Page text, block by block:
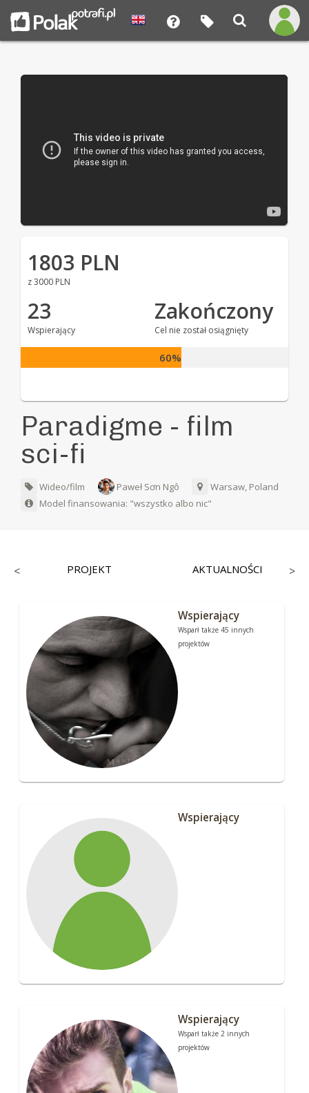
1803 PLN
z 3000 PLN
23
Wspierający
Zakończony
Cel nie został osiągnięty
60%
Paradigme - film
sci-fi
Wideo/film Paweł Sơn Ngô
Warsaw, Poland
Model finansowania: "wszystko albo nic"
< PROJEKT AKTUALNOŚCI >
Wspierający
Wsparł także 45 innych
projektów
Wspierający
Wspierający
Wsparł także 2 innych
projektów